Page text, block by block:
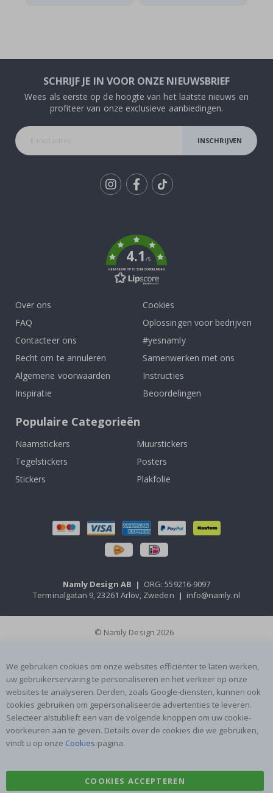
SCHRIJF JE IN VOOR ONZE NIEUWSBRIEF
Wees als eerste op de hoogte van het laatste nieuws en
profiteer van onze exclusieve aanbiedingen.
INSCHRIJVEN
4.1/5
GEBASEERD OP 1030 BEOORDELINGEN
Over ons
FAQ
Contacteer ons
Recht om te annuleren
Algemene voorwaarden
Inspiratie
Cookies
Oplossingen voor bedrijven
#yesnamly
Samenwerken met ons
Instructies
Beoordelingen
Populaire Categorieën
Naamstickers
Muurstickers
Tegelstickers
Posters
Stickers
Plakfolie
Namly Design AB | ORG: 559216-9097
Terminalgatan 9, 23261 Arlöv, Zweden | info@namly.nl
© Namly Design 2026
We gebruiken cookies om onze websites efficiënter te laten werken,
uw gebruikerservaring te personaliseren en het verkeer op onze
websites te analyseren. Derden, zoals Google-diensten, kunnen ook
cookies gebruiken om gepersonaliseerde advertenties te leveren.
Selecteer alstublieft een van de volgende knoppen om uw cookie-
voorkeuren aan te geven. Details over de cookies die we gebruiken,
vindt u op onze Cookies-pagina.
COOKIES ACCEPTEREN